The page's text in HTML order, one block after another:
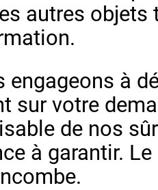
autres
engageons à
sur votre
de nos
à garantir.